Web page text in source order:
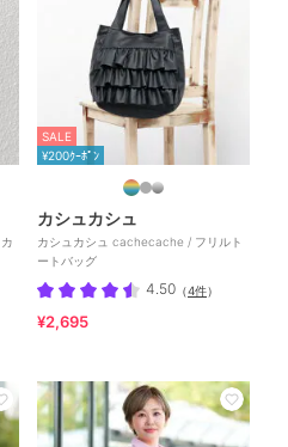
SALE
¥200ｸｰﾎﾟﾝ
カシュカシュ
カシュカシュ cachecache / フリルト
ートバッグ
4.50 （4件）
¥2,695